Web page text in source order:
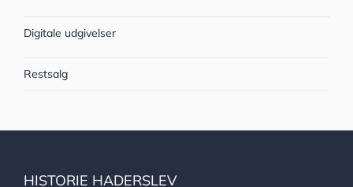
Digitale udgivelser
Restsalg
HISTORIE HADERSLEV